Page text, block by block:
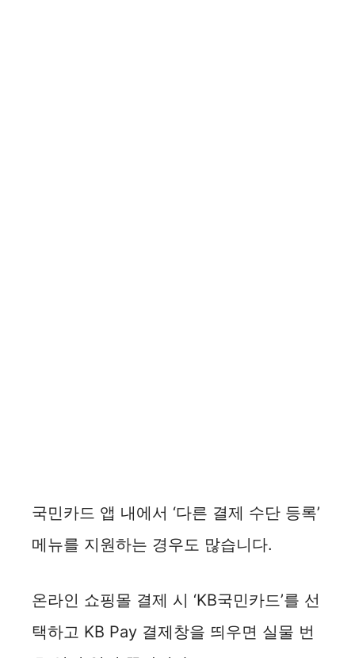
국민카드 앱 내에서 ‘다른 결제 수단 등록’
메뉴를 지원하는 경우도 많습니다.
온라인 쇼핑몰 결제 시 ‘KB국민카드’를 선
택하고 KB Pay 결제창을 띄우면 실물 번